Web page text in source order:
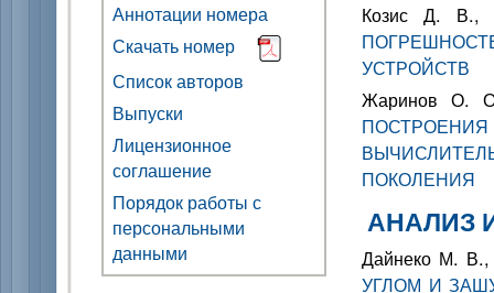
Аннотации номера
Скачать номер
Список авторов
Выпуски
Лицензионное
соглашение
Порядок работы с
персональными
данными
Козис Д.
УСТРОЙСТВ
Жаринов О.
ПОКОЛЕНИЯ
АНАЛИЗ
Дайнеко М.
УГЛОМ И